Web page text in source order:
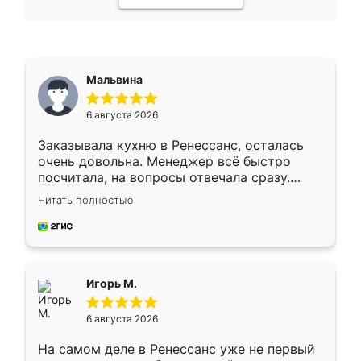
Мальвина
6 августа 2026
Заказывала кухню в Ренессанс, осталась
очень довольна. Менеджер всё быстро
посчитала, на вопросы отвечала сразу.
Замерщик приехал в субботу, подошёл к
делу со всей ответственностью. Собрали
за день, ребята работали аккуратно, даже
Читать полностью
Игорь М.
6 августа 2026
На самом деле в Ренессанс уже не первый